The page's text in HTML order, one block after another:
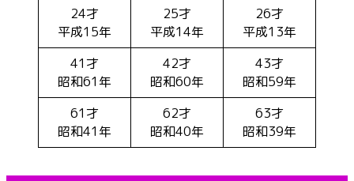
24才
平成15年
25才
平成14年
26才
平成13年
41才
昭和61年
42才
昭和60年
43才
昭和59年
61才
昭和41年
62才
昭和40年
63才
昭和39年